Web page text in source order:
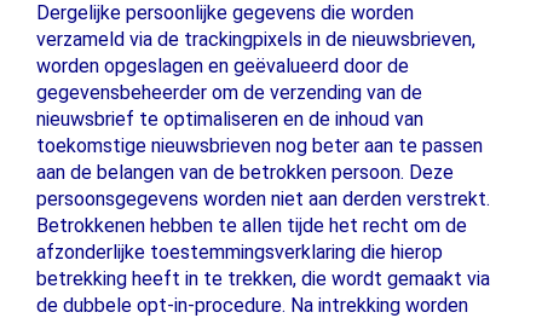
Dergelijke persoonlijke gegevens die worden
verzameld via de trackingpixels in de nieuwsbrieven,
worden opgeslagen en geëvalueerd door de
gegevensbeheerder om de verzending van de
nieuwsbrief te optimaliseren en de inhoud van
toekomstige nieuwsbrieven nog beter aan te passen
aan de belangen van de betrokken persoon. Deze
persoonsgegevens worden niet aan derden verstrekt.
Betrokkenen hebben te allen tijde het recht om de
afzonderlijke toestemmingsverklaring die hierop
betrekking heeft in te trekken, die wordt gemaakt via
de dubbele opt-in-procedure. Na intrekking worden